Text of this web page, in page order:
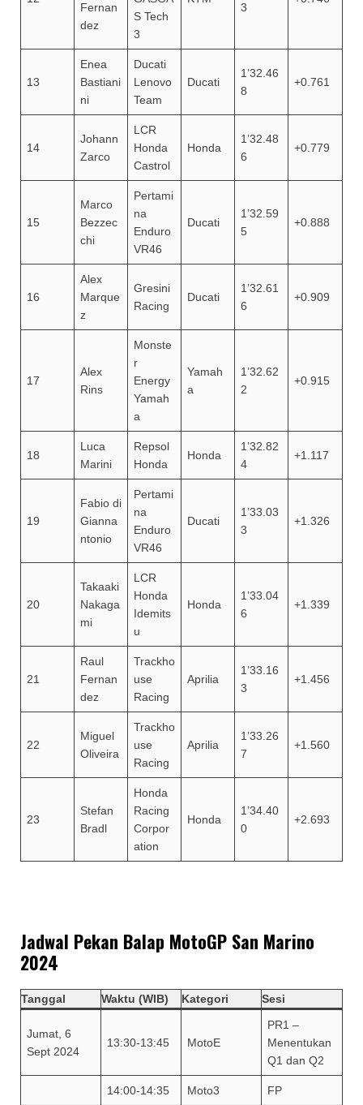
Fernan
dez
S Tech
3
3
13
Enea
Bastiani
ni
Ducati
Lenovo
Team
Ducati
1’32.46
8
+0.761
14
Johann
Zarco
LCR
Honda
Castrol
Honda
1’32.48
6
+0.779
15
Marco
Bezzec
chi
Pertami
na
Enduro
VR46
Ducati
1’32.59
5
+0.888
16
Alex
Marque
z
Gresini
Racing
Ducati
1’32.61
6
+0.909
17
Alex
Rins
Monste
r
Energy
Yamah
a
Yamah
a
1’32.62
2
+0.915
18
Luca
Marini
Repsol
Honda
Honda
1’32.82
4
+1.117
19
Fabio di
Gianna
ntonio
Pertami
na
Enduro
VR46
Ducati
1’33.03
3
+1.326
20
Takaaki
Nakaga
mi
LCR
Honda
Idemits
u
Honda
1’33.04
6
+1.339
21
Raul
Fernan
dez
Trackho
use
Racing
Aprilia
1’33.16
3
+1.456
22
Miguel
Oliveira
Trackho
use
Racing
Aprilia
1’33.26
7
+1.560
23
Stefan
Bradl
Honda
Racing
Corpor
ation
Honda
1’34.40
0
+2.693
Jadwal Pekan Balap MotoGP San Marino
2024
Tanggal Waktu (WIB) Kategori Sesi
Jumat, 6
Sept 2024
13:30-13:45 MotoE
PR1 –
Menentukan
Q1 dan Q2
14:00-14:35 Moto3 FP